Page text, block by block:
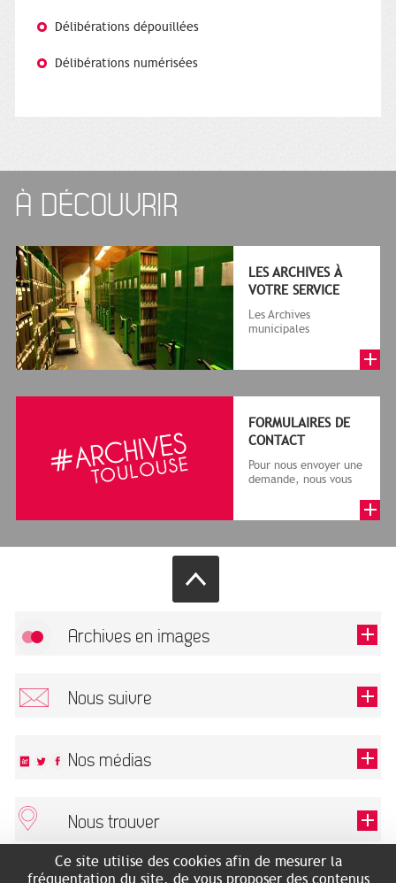
Délibérations dépouillées
Délibérations numérisées
À DÉCOUVRIR
LES ARCHIVES À
VOTRE SERVICE
Les Archives
municipales
nombre de documents
FORMULAIRES DE
CONTACT
Pour nous envoyer une
demande, nous vous
formulai...
Archives en images
Nous suivre
Ce champ est exigé.
Nos médias
Nous trouver
ARCHIVES MUNICIPALES
RECHERCHES GÉNÉALOGIQUES
Ce site utilise des cookies afin de mesurer la
fréquentation du site, de vous proposer des contenus